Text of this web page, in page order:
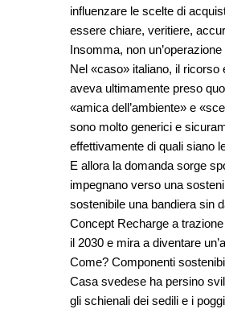
influenzare le scelte di
essere chiare, veritiere,
Insomma, non
Nel «caso» italiano, il
aveva ultimamente preso
«amica dell’ambiente» e
sono molto generici e
effettivamente di quali siano
E allora la domanda sorge
impegnano verso una
sostenibile una bandiera sin
Concept Recharge a
il 2030 e mira a diventare
Come? Componenti
Casa svedese ha persino
gli schienali dei sedili e i